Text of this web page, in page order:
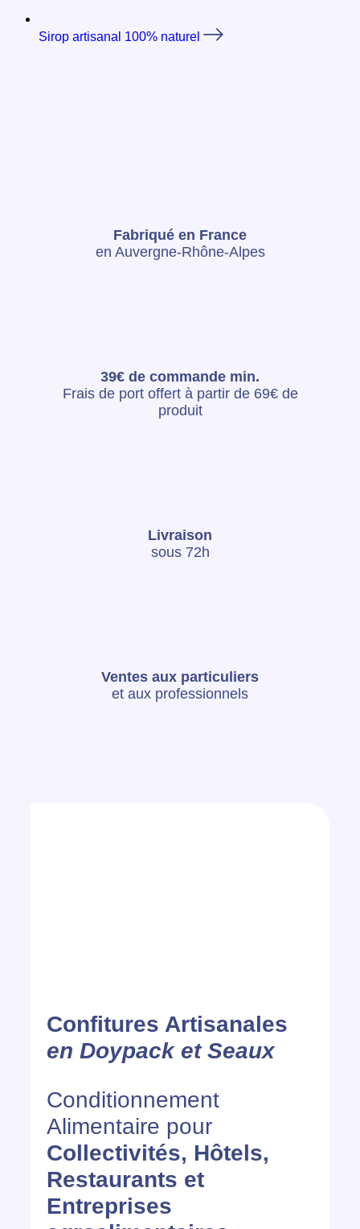
Sirop artisanal 100% naturel
Fabriqué en France
en Auvergne-Rhône-Alpes
39€ de commande min.
Frais de port offert à partir de 69€ de
produit
Livraison
sous 72h
Ventes aux particuliers
et aux professionnels
Confitures Artisanales
en Doypack et Seaux
Conditionnement
Alimentaire pour
Collectivités, Hôtels,
Restaurants et
Entreprises